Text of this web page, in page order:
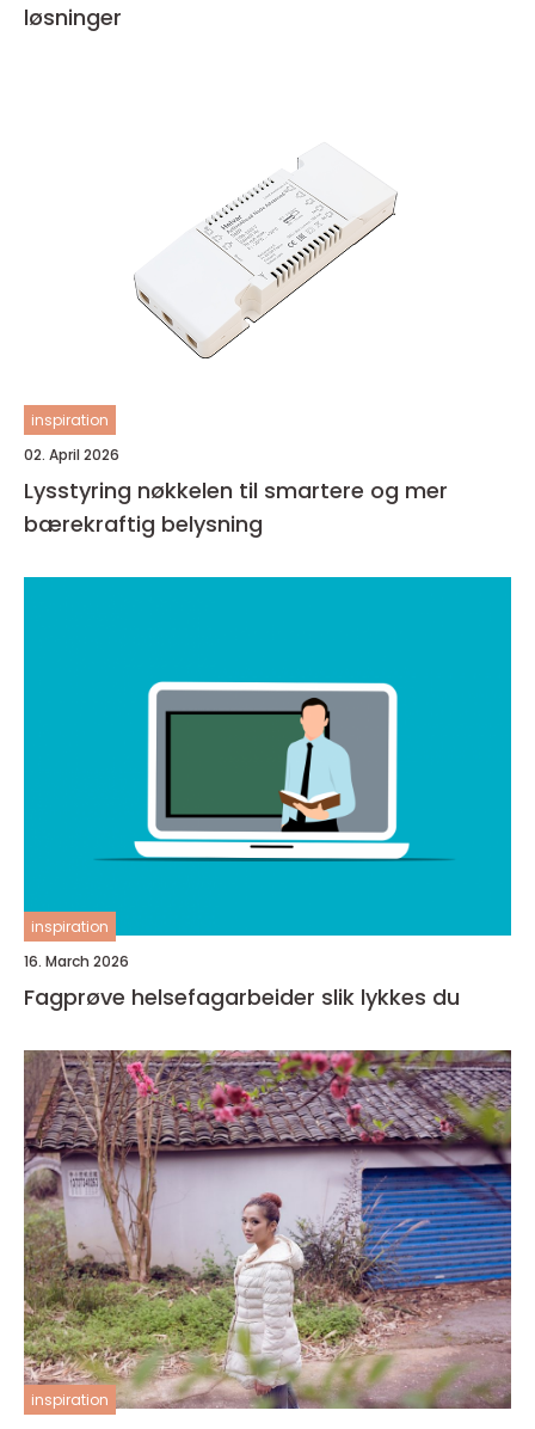
løsninger
inspiration
02. April 2026
Lysstyring nøkkelen til smartere og mer
bærekraftig belysning
inspiration
16. March 2026
Fagprøve helsefagarbeider slik lykkes du
inspiration